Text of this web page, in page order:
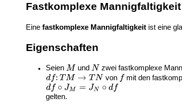
Fastkomplexe Mannigfaltigkeit
Eine fastkomplexe Mannigfaltigkeitist eine
Eigenschaften
Seien und zwei fastkomplexe
von
mit den
gelten.